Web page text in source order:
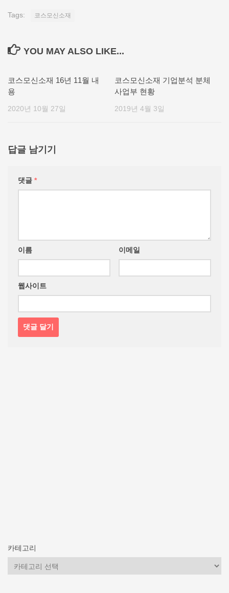
Tags: 코스모신소재
YOU MAY ALSO LIKE...
코스모신소재 16년 11월 내
용
2020년 10월 27일
코스모신소재 기업분석 분체
사업부 현황
2019년 4월 3일
답글 남기기
댓글 *
이름 이메일
웹사이트
카테고리
카
테